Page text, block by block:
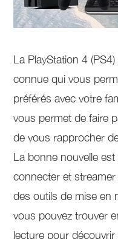
La PlayStation 4
connue qui vous
préférés avec votre
vous permet de faire
de vous rapprocher
La bonne nouvelle
connecter et
des outils de mise en
vous pouvez trouver
lecture pour